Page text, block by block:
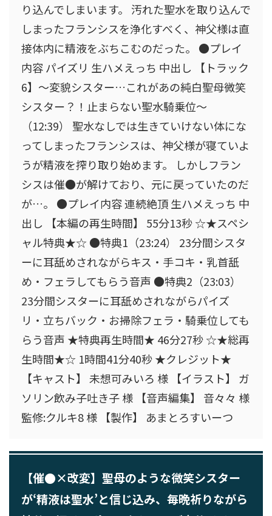
り込んでしまいます。 汚れた聖水を取り込んで
しまったフランシスを浄化すべく、神父様は直
接体内に精液をぶちこむのだった。 ●プレイ
内容 パイズリ 生ハメえっち 中出し 【トラック
6】〜変貌シスター…これがあの純白聖母微笑
シスター？！止まらない聖水騎乗位〜
（12:39） 聖水なしでは生きていけない体にな
ってしまったフランシスは、神父様が寝ていよ
うが精液を搾り取り始めます。 しかしフラン
シスは催●が解けており、元に戻っていたのだ
が…。 ●プレイ内容 連続絶頂 生ハメえっち 中
出し 【本編の再生時間】 55分13秒 ☆★スペシ
ャル特典★☆ ●特典1（23:24） 23分間シスタ
ーに耳舐めされながらキス・手コキ・乳首舐
め・フェラしてもらう音声 ●特典2（23:03）
23分間シスターに耳舐めされながらパイズ
リ・立ちバック・お掃除フェラ・騎乗位しても
らう音声 ★特典再生時間★ 46分27秒 ☆★総再
生時間★☆ 1時間41分40秒 ★クレジット★
【キャスト】 未想可みいろ 様 【イラスト】 ガ
ソリン飲み子吐き子 様 【音声編集】 音々々 様
監修:クルキ8 様 【製作】 あまとろすいーつ
【催●×改変】聖母のような微笑シスター
が‘精液は聖水’と信じ込み、毎晩祈りながら